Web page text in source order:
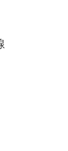
覧です。